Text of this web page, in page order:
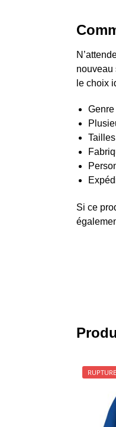
nouveau
le choix
Si ce